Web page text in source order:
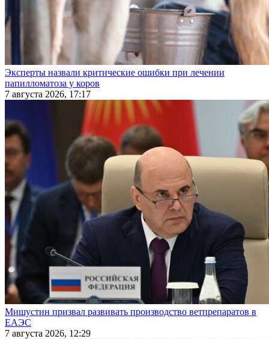
Эксперты назвали критические ошибки при лечении
папилломатоза у коров
7 августа 2026, 17:17
Мишустин призвал развивать производство ветпрепаратов в
ЕАЭС
7 августа 2026, 12:29